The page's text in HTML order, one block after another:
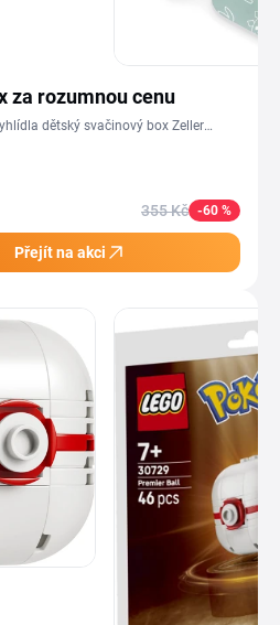
za rozumnou cenu
box Zeller
na dvě části, s bambusovým víkem a
a rozměry 19 × 12,5 × 6 cm, takže
okolí teď několik lidí pořizuje
přihrádek, silikonových
klidně i tisícovku a víc. Dítě pak nosí
to samé a je mnohem lehčí a
na Alze objednáte a ráno je v
355 Kč -60 %
Přejít na akci